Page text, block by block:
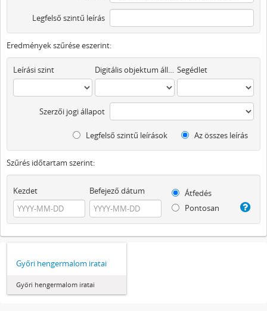
Legfelső szintű leírás
Eredmények szűrése eszerint:
Leírási szint Digitális objektum áll rendelkezésre Segédlet
Szerzői jogi állapot
Legfelső szintű leírások Az összes leírás
Szűrés időtartam szerint:
Kezdet Befejező dátum
Átfedés
Pontosan
Győri hengermalom iratai
Győri hengermalom iratai